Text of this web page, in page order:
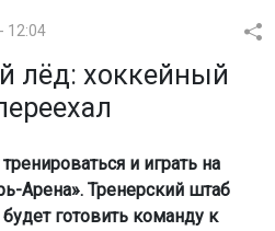
12:04
лёд: хоккейный
и играть на
Арена». Тренерский штаб
готовить команду к